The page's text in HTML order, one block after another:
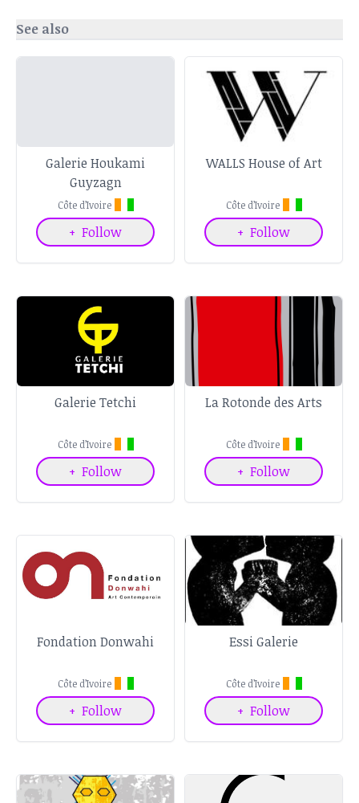
See also
Galerie Houkami
Guyzagn
Côte d’Ivoire
+ Follow
WALLS House of Art
Côte d’Ivoire
+ Follow
Galerie Tetchi
Côte d’Ivoire
+ Follow
La Rotonde des Arts
Côte d’Ivoire
+ Follow
Fondation Donwahi
Côte d’Ivoire
+ Follow
Essi Galerie
Côte d’Ivoire
+ Follow